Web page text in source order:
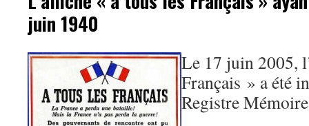
juin 1940
Le 17 juin 2005,
Français » a été
Registre